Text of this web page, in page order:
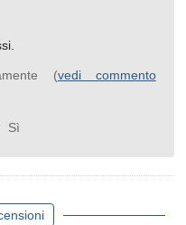
(vedi commento
Sì